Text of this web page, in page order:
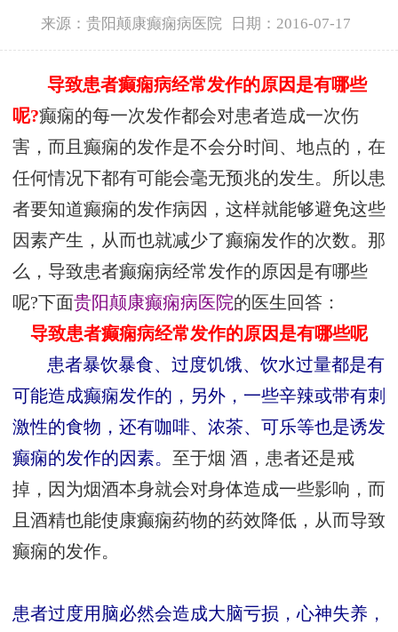
来源：贵阳颠康癫痫病医院 日期：2016-07-17
导致患者癫痫病经常发作的原因是有哪些
呢?癫痫的每一次发作都会对患者造成一次伤
害，而且癫痫的发作是不会分时间、地点的，在
任何情况下都有可能会毫无预兆的发生。所以患
者要知道癫痫的发作病因，这样就能够避免这些
因素产生，从而也就减少了癫痫发作的次数。那
么，导致患者癫痫病经常发作的原因是有哪些
呢?下面贵阳颠康癫痫病医院的医生回答：
导致患者癫痫病经常发作的原因是有哪些呢
患者暴饮暴食、过度饥饿、饮水过量都是有
可能造成癫痫发作的，另外，一些辛辣或带有刺
激性的食物，还有咖啡、浓茶、可乐等也是诱发
癫痫的发作的因素。 至于烟 酒，患者还是戒
掉，因为烟酒本身就会对身体造成一些影响，而
且酒精也能使康癫痫药物的药效降低，从而导致
癫痫的发作。
患者过度用脑必然会造成大脑亏损，心神失养，